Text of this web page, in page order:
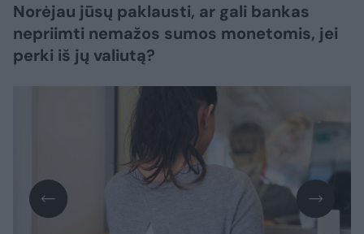
Norėjau jūsų paklausti, ar gali bankas
nepriimti nemažos sumos monetomis, jei
perki iš jų valiutą?